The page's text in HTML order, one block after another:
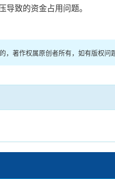
致的资金占用问题。
著作权属原创者所有，如有版权问